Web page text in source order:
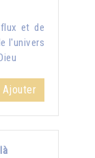
flux et de
l'univers
Ajouter